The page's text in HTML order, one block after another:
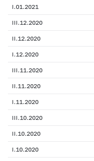
I.01.2021
III.12.2020
II.12.2020
I.12.2020
III.11.2020
II.11.2020
I.11.2020
III.10.2020
II.10.2020
I.10.2020